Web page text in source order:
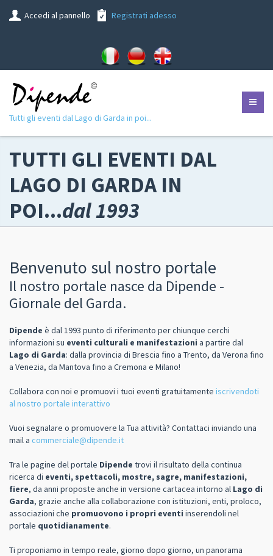
Accedi al pannello Registrati adesso
Tutti gli eventi dal Lago di Garda in poi...
TUTTI GLI EVENTI DAL
LAGO DI GARDA IN
POI...dal 1993
Benvenuto sul nostro portale
Il nostro portale nasce da Dipende -
Giornale del Garda.
Dipende è dal 1993 punto di riferimento per chiunque cerchi
informazioni su eventi culturali e manifestazioni a partire dal
Lago di Garda: dalla provincia di Brescia fino a Trento, da Verona fino
a Venezia, da Mantova fino a Cremona e Milano!
Collabora con noi e promuovi i tuoi eventi gratuitamente iscrivendoti
al nostro portale interattivo
Vuoi segnalare o promuovere la Tua attività? Contattaci inviando una
mail a commerciale@dipende.it
Tra le pagine del portale Dipende trovi il risultato della continua
ricerca di eventi, spettacoli, mostre, sagre, manifestazioni,
fiere, da anni proposte anche in versione cartacea intorno al Lago di
Garda, grazie anche alla collaborazione con istituzioni, enti, proloco,
associazioni che promuovono i propri eventi inserendoli nel
portale quotidianamente.
Ti proponiamo in tempo reale, giorno dopo giorno, un panorama